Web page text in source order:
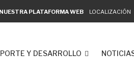
PLATAFORMA WEB LOCALIZACIÓN
Y DESARROLLO